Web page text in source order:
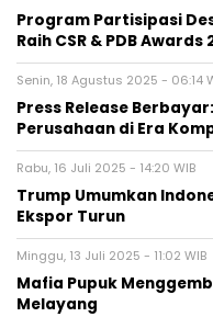
Program Partisipasi
Raih CSR & PDB Awards
Senin, 18 Agustus 2025 - 06:14
Press Release
Perusahaan di Era
Rabu, 16 Juli 2025 - 14:20 WIB
Trump Umumkan
Ekspor Turun
Minggu, 13 Juli 2025 - 11:02 WIB
Mafia Pupuk
Melayang